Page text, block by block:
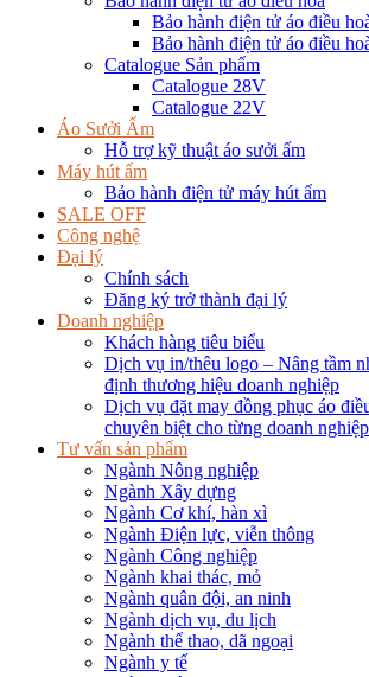
Bảo hành điện tử áo điều
Bảo hành điện tử áo điều
Catalogue Sản phẩm
Catalogue 28V
Catalogue 22V
Áo Sưởi Ấm
Hỗ trợ kỹ thuật áo sưởi ấm
Máy hút ẩm
Bảo hành điện tử máy hút ẩm
SALE OFF
Công nghệ
Đại lý
Chính sách
Đăng ký trở thành đại lý
Doanh nghiệp
Khách hàng tiêu biểu
Dịch vụ in/thêu logo – Nâng tầm
định thương hiệu doanh nghiệp
Dịch vụ đặt may đồng phục áo
chuyên biệt cho từng doanh nghiệp
Tư vấn sản phẩm
Ngành Nông nghiệp
Ngành Xây dựng
Ngành Cơ khí, hàn xì
Ngành Điện lực, viễn thông
Ngành Công nghiệp
Ngành khai thác, mỏ
Ngành quân đội, an ninh
Ngành dịch vụ, du lịch
Ngành thể thao, dã ngoại
Ngành y tế